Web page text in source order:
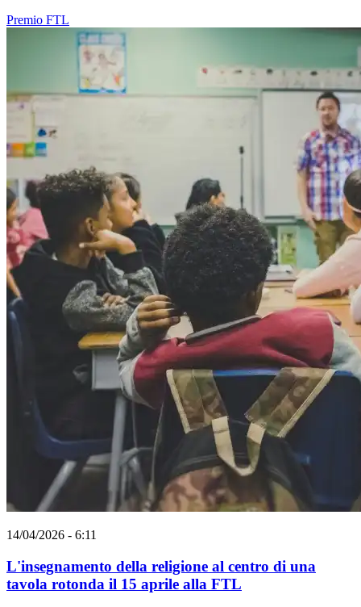
Premio FTL
14/04/2026 - 6:11
L'insegnamento della religione al centro di una
tavola rotonda il 15 aprile alla FTL